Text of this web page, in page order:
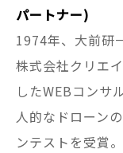
パートナー)
1974年、大前研
株式会社クリエ
したWEBコンサ
人的なドローン
ンテストを受賞